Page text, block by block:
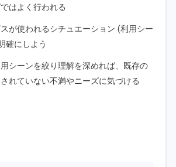
はよく行われる
が使われるシチュエーション (利用シー
確にしよう
シーンを絞り理解を深めれば、既存の
れていない不満やニーズに気づける